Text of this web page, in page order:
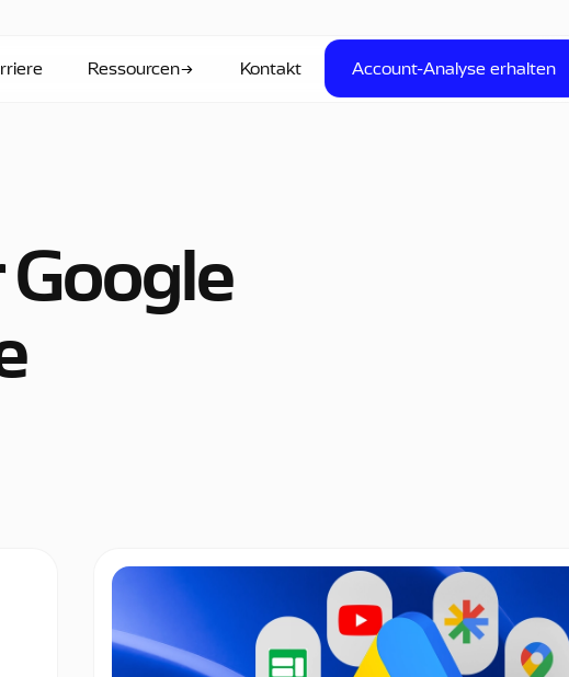
Ressourcen Kontakt
Account-Analyse erhalten